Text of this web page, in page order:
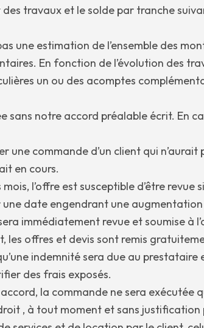
travaux et le solde par tranche
une estimation de l’ensemble des
En fonction de l’évolution des
un ou des acomptes
notre accord préalable écrit. En
une commande d’un client qui
en cours.
l’offre est susceptible d’être
une date engendrant une
immédiatement revue et soumise à
offres et devis sont remis
indemnité sera due au
des frais exposés.
la commande ne sera exécutée
, à tout moment et sans